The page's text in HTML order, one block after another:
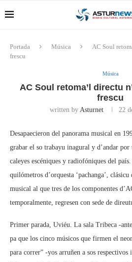
Portada Música
AC Soul
frescu
Música
AC Soul retoma’l directu
frescu
written by Asturnet 22
Desapaecieron del panorama musical en
grabar el so trabayu inagural y d’andar
caleyes escéniques y radiofóniques del
quilómetros d’orquesta ‘pachanga’, clásicu
musical al que tres de los componentes
temporalmente, regresen con sede de
Primer parada, Uviéu. La sala Tribeca -
pa que los cinco músicos que firmen el
para correr” -yos arruñen a sos